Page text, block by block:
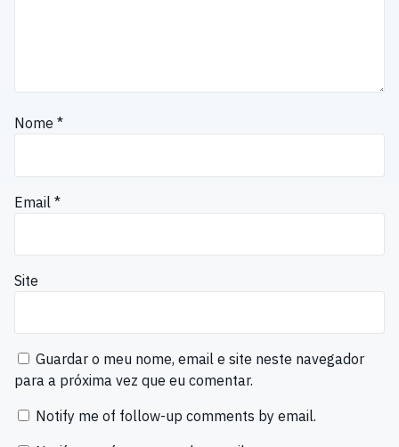
Nome *
Email *
Site
Guardar o meu nome, email e site neste navegador
para a próxima vez que eu comentar.
Notify me of follow-up comments by email.